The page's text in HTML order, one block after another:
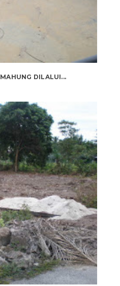
DILALUI...